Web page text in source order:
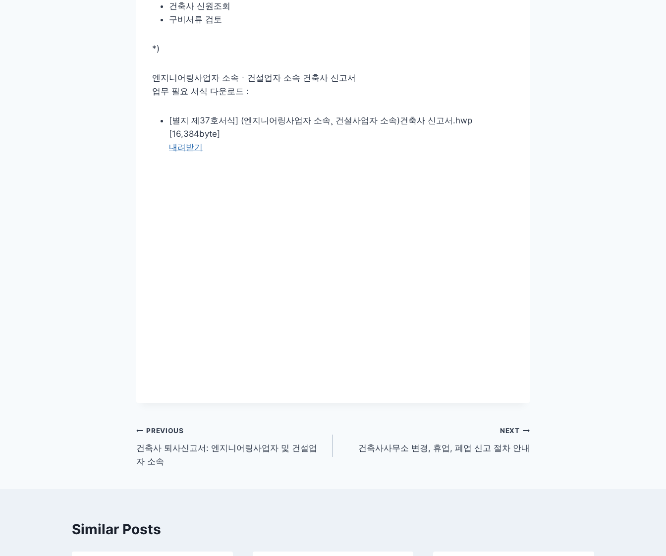
건축사 신원조회
구비서류 검토
*)
엔지니어링사업자 소속ㆍ건설업자 소속 건축사 신고서
업무 필요 서식 다운로드 :
[별지 제37호서식] (엔지니어링사업자 소속¸ 건설사업자 소속)건축사 신고서.hwp
[16,384byte]
내려받기
글
탐
PREVIOUS
건축사 퇴사신고서: 엔지니어링사업자 및 건설업
자 소속
NEXT
건축사사무소 변경, 휴업, 폐업 신고 절차 안내
Similar Posts